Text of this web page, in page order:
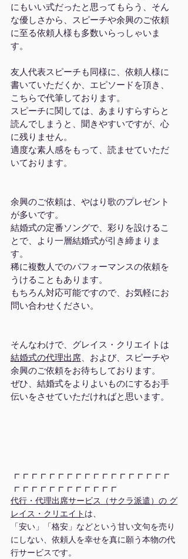
にもいい式だったと思ってもらう、そん
な優しさから、スピーチや余興のご依頼
に至る依頼人様も多数いらっしゃいま
す。
友人代表スピーチも同様に、依頼人様に
書いていただくか、エピソードを頂き、
こちらで代筆しております。
スピーチに関しては、あまりすらすらと
読んでしまうと、聞きやすいですが、心
に残りません。
適度な素人感をもって、読ませていただ
いております。
余興のご依頼は、やはり歌のプレゼント
が多いです。
結婚式の定番ソングで、彩りを設けるこ
とで、より一層結婚式が引き締まりま
す。
稀に複数人でのパフォーマンスの依頼を
うけることもあります。
もちろん対応可能ですので、お気軽にお
問い合わせください。
そんなわけで、グレイス・クリエイトは
結婚式の代理出席 、および、スピーチや
余興のご依頼をお待ちしております。
ぜひ、結婚式をよりよいものにするお手
伝いをさせていただければと思います。
┏┏┏┏┏┏┏┏┏┏┏┏┏┏┏┏┏┏
┏┏┏┏┏┏┏┏┏┏┏┏
代行・代理出席サービス（サクラ派遣）の グ
レイス・クリエイト は、
「安い」「格安」などという甘い文句を売り
にしない、依頼人を幸せを真に願う本物の代
行サービスです。